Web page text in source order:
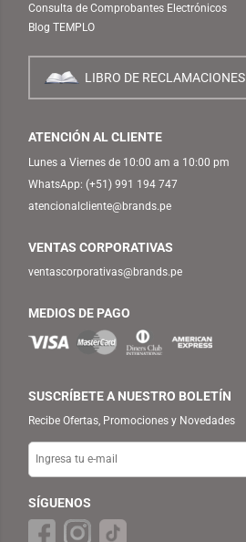
Consulta de Comprobantes Electrónicos
Blog TEMPLO
LIBRO DE RECLAMACIONES
ATENCIÓN AL CLIENTE
Lunes a Viernes de 10:00 am a 10:00 pm
WhatsApp: (+51) 991 194 747
atencionalcliente@brands.pe
VENTAS CORPORATIVAS
ventascorporativas@brands.pe
MEDIOS DE PAGO
SUSCRÍBETE A NUESTRO BOLETÍN
Recibe Ofertas, Promociones y Novedades
SÍGUENOS